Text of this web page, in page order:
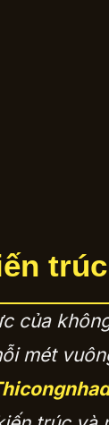
của
mét